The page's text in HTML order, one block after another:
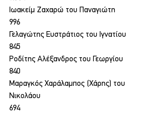
Ιωακείμ Ζαχαρώ του Παναγιώτη
996
Γελαγώτης Ευστράτιος του Ιγνατίου
845
Ροδίτης Αλέξανδρος του Γεωργίου
840
Μαραγκός Χαράλαμπος (Χάρης) του
Νικολάου
694